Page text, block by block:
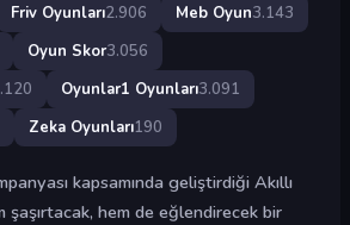
Friv Oyunları2.906 Meb Oyun3.143
Oyun Skor3.056
Oyunlar1 Oyunları3.091
Zeka Oyunları190
kapsamında geliştirdiği Akıllı
şaşırtacak, hem de eğlendirecek bir